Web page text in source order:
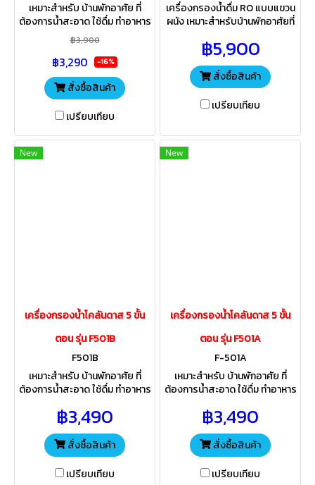
เหมาะสำหรับ บ้านพักอาศัย ที่
ต้องการน้ำสะอาด ใช้ดื่ม ทำอาหาร
ระบบกรองละเอียด0.01ไมค่อน
4ไส้กรอง ติดตั้งง่าย สะดวกการ
ใช้งาน
฿3,900
฿3,290 -16%
สั่งซื้อสินค้า
เปรียบเทียบ
เครื่องกรองน้ำดื่ม RO แบบแขวน
ผนัง เหมาะสำหรับบ้านพักอาศัยที่
ระบบกรองละเอียด 0.0001ไม
ค่อน
฿5,900
สั่งซื้อสินค้า
เปรียบเทียบ
New
เครื่องกรองน้ำโคลันดาส 5 ขั้น
ตอน รุ่น F501B
F501B
เหมาะสำหรับ บ้านพักอาศัย ที่
ต้องการน้ำสะอาด ใช้ดื่ม ทำอาหาร
5ไส้กรอง ติดตั้งง่าย สะดวกการ
ใช้งาน
฿3,490
สั่งซื้อสินค้า
เปรียบเทียบ
New
เครื่องกรองน้ำโคลันดาส 5 ขั้น
ตอน รุ่น F501A
F-501A
เหมาะสำหรับ บ้านพักอาศัย ที่
ต้องการน้ำสะอาด ใช้ดื่ม ทำอาหาร
5ไส้กรอง ติดตั้งง่าย สะดวกการ
ใช้งาน
฿3,490
สั่งซื้อสินค้า
เปรียบเทียบ